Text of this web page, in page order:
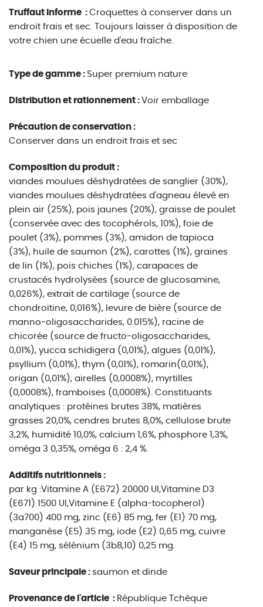
Truffaut informe : Croquettes à conserver dans un
endroit frais et sec. Toujours laisser à disposition de
votre chien une écuelle d'eau fraîche.
Type de gamme : Super premium nature
Distribution et rationnement : Voir emballage
Précaution de conservation :
Conserver dans un endroit frais et sec
Composition du produit :
viandes moulues déshydratées de sanglier (30%),
viandes moulues déshydratées d'agneau élevé en
plein air (25%), pois jaunes (20%), graisse de poulet
(conservée avec des tocophérols, 10%), foie de
poulet (3%), pommes (3%), amidon de tapioca
(3%), huile de saumon (2%), carottes (1%), graines
de lin (1%), pois chiches (1%), carapaces de
crustacés hydrolysées (source de glucosamine,
0,026%), extrait de cartilage (source de
chondroïtine, 0,016%), levure de bière (source de
manno-oligosaccharides, 0.015%), racine de
chicorée (source de fructo-oligosaccharides,
0,01%), yucca schidigera (0,01%), algues (0,01%),
psyllium (0,01%), thym (0,01%), romarin(0,01%),
origan (0,01%), airelles (0,0008%), myrtilles
(0,0008%), framboises (0,0008%). Constituants
analytiques : protéines brutes 38%, matières
grasses 20,0%, cendres brutes 8,0%, cellulose brute
3,2%, humidité 10,0%, calcium 1,6%, phosphore 1,3%,
oméga 3 0,35%, oméga 6 : 2,4 %.
Additifs nutritionnels :
par kg :Vitamine A (E672) 20000 UI,Vitamine D3
(E671) 1500 UI,Vitamine E (alpha-tocopherol)
(3a700) 400 mg, zinc (E6) 85 mg, fer (E1) 70 mg,
manganèse (E5) 35 mg, iode (E2) 0,65 mg, cuivre
(E4) 15 mg, sélénium (3b8,10) 0,25 mg.
Saveur principale : saumon et dinde
Provenance de l'article : République Tchèque